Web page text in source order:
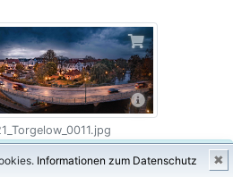
Informationen zum Datenschutz ✖
×